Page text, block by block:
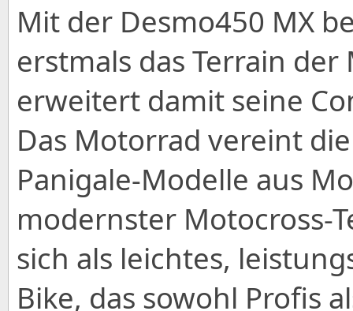
Mit der Desmo450 MX
erstmals das Terrain
erweitert damit seine
Das Motorrad vereint
Panigale-Modelle aus
modernster Motocross-
sich als leichtes,
Bike, das sowohl Profis